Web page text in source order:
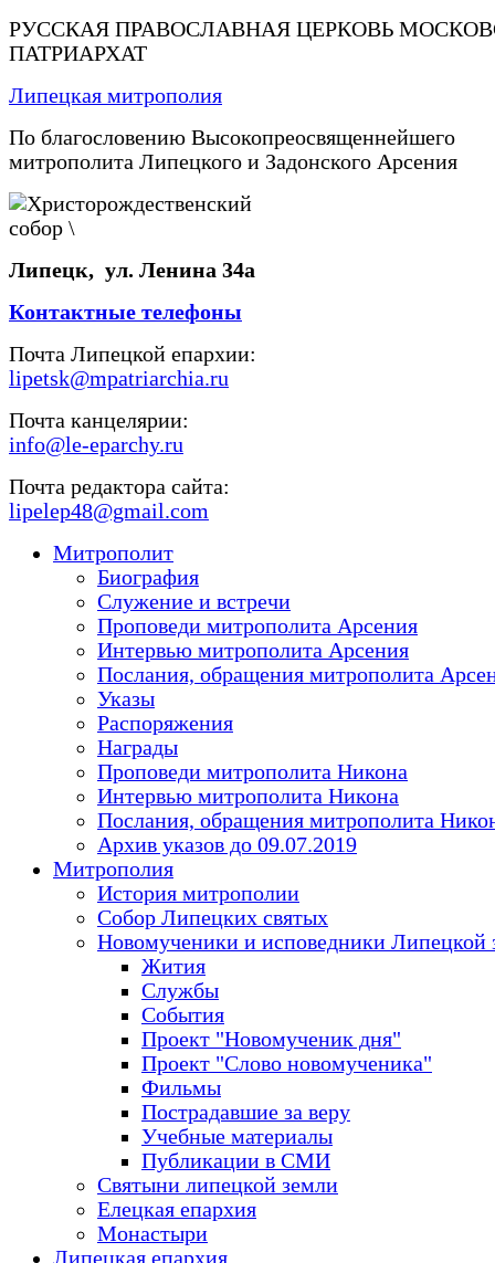
РУССКАЯ ПРАВОСЛАВНАЯ ЦЕРКОВЬ
ПАТРИАРХАТ
Липецкая митрополия
По благословению Высокопреосвященнейшего
митрополита Липецкого и Задонского Арсения
Липецк, ул. Ленина 34а
Контактные телефоны
Почта Липецкой епархии:
lipetsk@mpatriarchia.ru
Почта канцелярии:
info@le-eparchy.ru
Почта редактора сайта:
lipelep48@gmail.com
Митрополит
Биография
Служение и встречи
Проповеди митрополита Арсения
Интервью митрополита Арсения
Послания, обращения митрополита
Указы
Распоряжения
Награды
Проповеди митрополита Никона
Интервью митрополита Никона
Послания, обращения митрополита
Архив указов до 09.07.2019
Митрополия
История митрополии
Собор Липецких святых
Новомученики и исповедники Липецкой
Жития
Службы
События
Проект "Новомученик дня"
Проект "Слово новомученика"
Фильмы
Пострадавшие за веру
Учебные материалы
Публикации в СМИ
Святыни липецкой земли
Елецкая епархия
Монастыри
Липецкая епархия